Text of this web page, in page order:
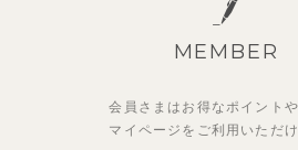
MEMBER
会員さまはお得なポイントや
マイページを ご利用いただけ